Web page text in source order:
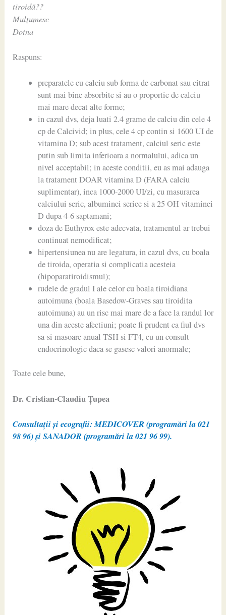
tiroidă??
Mulțumesc
Doina
Raspuns:
preparatele cu calciu sub forma de carbonat sau citrat
sunt mai bine absorbite si au o proportie de calciu
mai mare decat alte forme;
in cazul dvs, deja luati 2.4 grame de calciu din cele 4
cp de Calcivid; in plus, cele 4 cp contin si 1600 UI de
vitamina D; sub acest tratament, calciul seric este
putin sub limita inferioara a normalului, adica un
nivel acceptabil; in aceste conditii, eu as mai adauga
la tratament DOAR vitamina D (FARA calciu
suplimentar), inca 1000-2000 UI/zi, cu masurarea
calciului seric, albuminei serice si a 25 OH vitaminei
D dupa 4-6 saptamani;
doza de Euthyrox este adecvata, tratamentul ar trebui
continuat nemodificat;
hipertensiunea nu are legatura, in cazul dvs, cu boala
de tiroida, operatia si complicatia acesteia
(hipoparatiroidismul);
rudele de gradul I ale celor cu boala tiroidiana
autoimuna (boala Basedow-Graves sau tiroidita
autoimuna) au un risc mai mare de a face la randul lor
una din aceste afectiuni; poate fi prudent ca fiul dvs
sa-si masoare anual TSH si FT4, cu un consult
endocrinologic daca se gasesc valori anormale;
Toate cele bune,
Dr. Cristian-Claudiu Ţupea
Consultații și ecografii: MEDICOVER (programări la 021
98 96) și SANADOR (programări la 021 96 99).